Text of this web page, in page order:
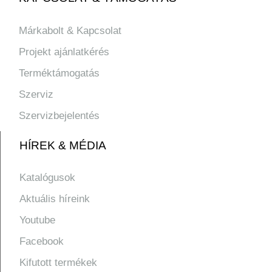
Márkabolt & Kapcsolat
Projekt ajánlatkérés
Terméktámogatás
Szerviz
Szervizbejelentés
HÍREK & MÉDIA
Katalógusok
Aktuális híreink
Youtube
Facebook
Kifutott termékek